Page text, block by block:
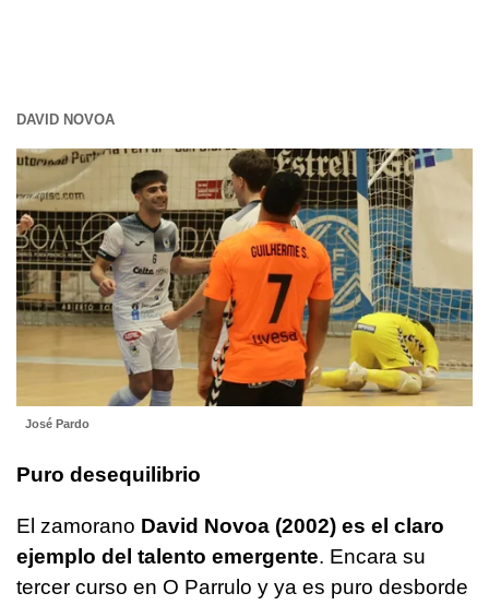
DAVID NOVOA
José Pardo
Puro desequilibrio
El zamorano David Novoa (2002) es el claro
ejemplo del talento emergente. Encara su
tercer curso en O Parrulo y ya es puro desborde